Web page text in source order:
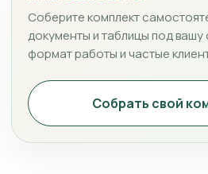
Соберите комплект
документы и таблицы под
формат работы и частые
Собрать свой